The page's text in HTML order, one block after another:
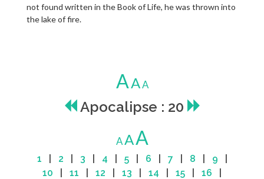
not found written in the Book of Life, he was thrown into
the lake of fire.
AAA
Apocalipse : 20
AAA
1 2 3 4 5| 6 7 8 9
10
11 12 13 14 15 16